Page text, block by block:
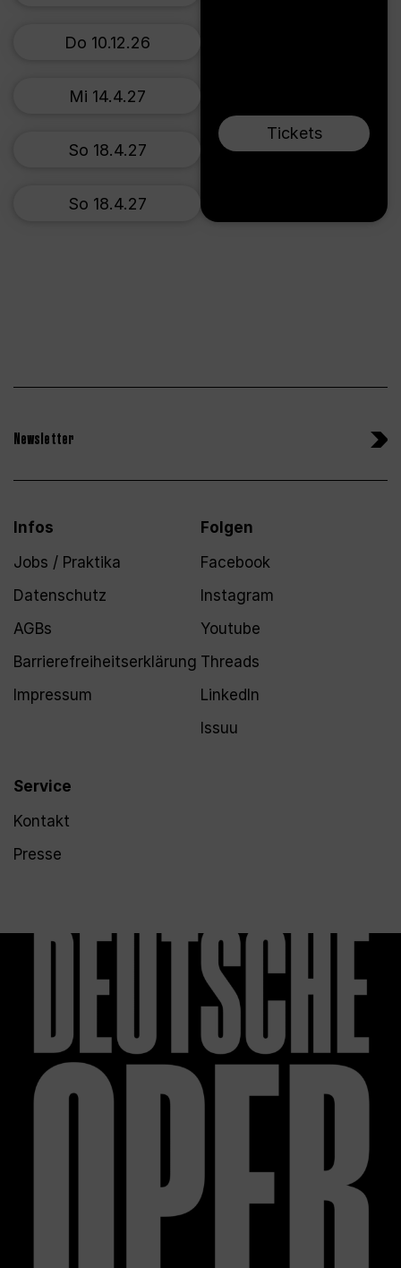
Tickets
Do 10.12.26
Mi 14.4.27
So 18.4.27
So 18.4.27
Newsletter
Infos
Jobs / Praktika
Datenschutz
AGBs
Barrierefreiheitserklärung
Impressum
Service
Kontakt
Presse
Folgen
Facebook
Instagram
Youtube
Threads
LinkedIn
Issuu